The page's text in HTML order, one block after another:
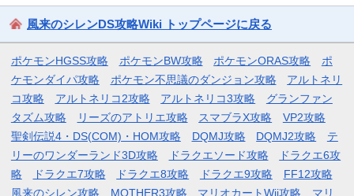
風来のシレンDS攻略Wiki トップページに戻る
ポケモンHGSS攻略 ポケモンBW攻略 ポケモンORAS攻略
ポ
ケモンダイパ攻略
ポケモン不思議のダンジョン攻略
アルトネリ
コ攻略
アルトネリコ2攻略 アルトネリコ3攻略
グランファン
タズム攻略
リーズのアトリエ攻略 スマブラX攻略
VP2攻略
聖剣伝説4・DS(COM)・HOM攻略
DQMJ攻略 DQMJ2攻略
テ
リーのワンダーランド3D攻略
ドラクエソード攻略
ドラクエ6攻
略
ドラクエ7攻略 ドラクエ8攻略 ドラクエ9攻略
FF12攻略
風来のシレン攻略
MOTHER3攻略 マリオカートWii攻略 マリ